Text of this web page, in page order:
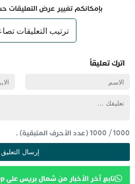
بإمكانكم تغيير عرض التعليقات
اترك تعليقاً
1000
/
1000(عدد الأحرف المتبقية) .
تابع آخر الأخبار من شمال بريس على WhatsApp